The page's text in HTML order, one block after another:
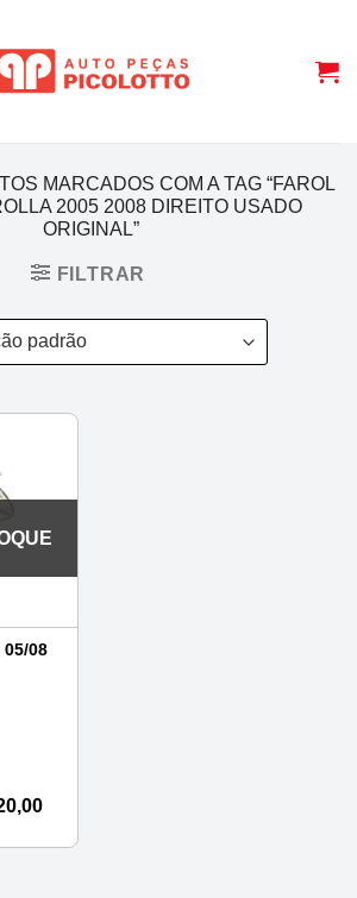
MARCADOS COM A TAG “FAROL
2005 2008 DIREITO USADO
ORIGINAL”
FILTRAR
05/08